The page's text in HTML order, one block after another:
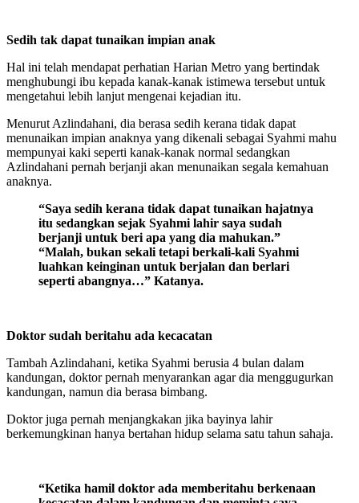
Sedih tak dapat tunaikan impian anak
Hal ini telah mendapat perhatian Harian Metro yang bertindak
menghubungi ibu kepada kanak-kanak istimewa tersebut untuk
mengetahui lebih lanjut mengenai kejadian itu.
Menurut Azlindahani, dia berasa sedih kerana tidak dapat
menunaikan impian anaknya yang dikenali sebagai Syahmi mahu
mempunyai kaki seperti kanak-kanak normal sedangkan
Azlindahani pernah berjanji akan menunaikan segala kemahuan
anaknya.
“Saya sedih kerana tidak dapat tunaikan hajatnya
itu sedangkan sejak Syahmi lahir saya sudah
berjanji untuk beri apa yang dia mahukan.”
“Malah, bukan sekali tetapi berkali-kali Syahmi
luahkan keinginan untuk berjalan dan berlari
seperti abangnya…” Katanya.
Doktor sudah beritahu ada kecacatan
Tambah Azlindahani, ketika Syahmi berusia 4 bulan dalam
kandungan, doktor pernah menyarankan agar dia menggugurkan
kandungan, namun dia berasa bimbang.
Doktor juga pernah menjangkakan jika bayinya lahir
berkemungkinan hanya bertahan hidup selama satu tahun sahaja.
“Ketika hamil doktor ada memberitahu berkenaan